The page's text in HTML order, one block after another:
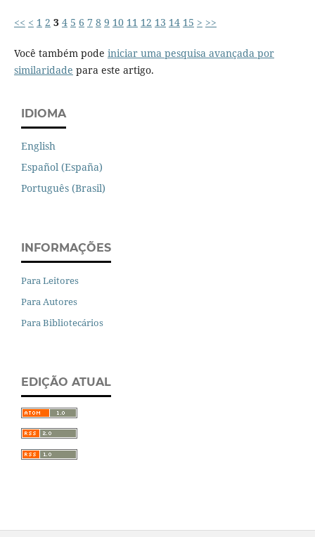
<< < 1 2 3 4 5 6 7 8 9 10 11 12 13 14 15 > >>
Você também pode iniciar uma pesquisa avançada por
similaridade para este artigo.
IDIOMA
English
Español (España)
Português (Brasil)
INFORMAÇÕES
Para Leitores
Para Autores
Para Bibliotecários
EDIÇÃO ATUAL